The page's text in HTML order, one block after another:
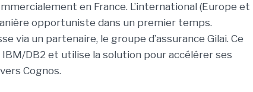
en France. L’international (Europe et
opportuniste dans un premier temps.
via un partenaire, le groupe d’assurance Gilai. Ce
DB2 et utilise la solution pour accélérer ses
Cognos.